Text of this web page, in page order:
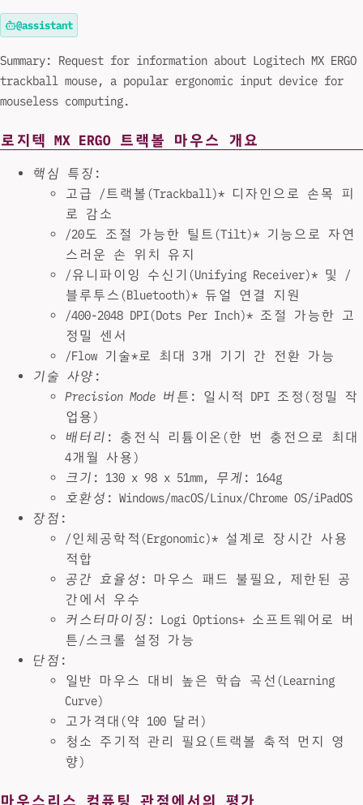
@assistant
Summary: Request for information about Logitech MX ERGO
trackball mouse, a popular ergonomic input device for
mouseless computing.
로지텍 MX ERGO 트랙볼 마우스 개요
핵심 특징 :
고급 /트랙볼(Trackball)* 디자인으로 손목 피
로 감소
/20도 조절 가능한 틸트(Tilt)* 기능으로 자연
스러운 손 위치 유지
/유니파이잉 수신기(Unifying Receiver)* 및 /
블루투스(Bluetooth)* 듀얼 연결 지원
/400-2048 DPI(Dots Per Inch)* 조절 가능한 고
정밀 센서
/Flow 기술*로 최대 3개 기기 간 전환 가능
기술 사양 :
Precision Mode 버튼 : 일시적 DPI 조정(정밀 작
업용)
배터리 : 충전식 리튬이온(한 번 충전으로 최대
4개월 사용)
크기 : 130 x 98 x 51mm, 무게 : 164g
호환성 : Windows/macOS/Linux/Chrome OS/iPadOS
장점 :
/인체공학적(Ergonomic)* 설계로 장시간 사용
적합
공간 효율성 : 마우스 패드 불필요, 제한된 공
간에서 우수
커스터마이징 : Logi Options+ 소프트웨어로 버
튼/스크롤 설정 가능
단점 :
일반 마우스 대비 높은 학습 곡선(Learning
Curve)
고가격대(약 100 달러)
청소 주기적 관리 필요(트랙볼 축적 먼지 영
향)
마우스리스 컴퓨팅 관점에서의 평가